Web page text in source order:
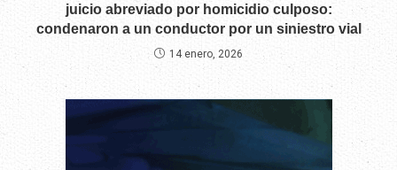
juicio abreviado por homicidio culposo:
condenaron a un conductor por un siniestro vial
14 enero, 2026